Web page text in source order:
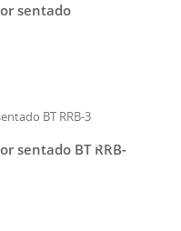
sentado
sentado BT RRB-